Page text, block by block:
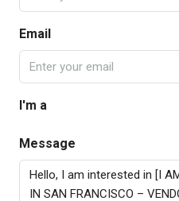
Email
I'm a
Message